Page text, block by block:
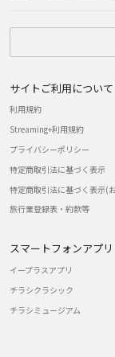
サイトご利用について
利用規約
Streaming+利用規約
プライバシーポリシー
特定商取引法に基づく表示
特定商取引法に基づく表示(
旅行業登録表・約款等
スマートフォンアプリ
イープラスアプリ
チラシクラシック
チラシミュージアム